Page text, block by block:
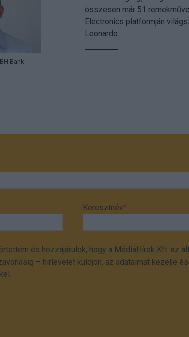
Bank
összesen már 51
Electronics platformján
Leonardo...
Keresztnév*
és hozzájárulok, hogy a MédiaHírek Kft. az
– hírlevelet küldjön, az adataimat kezelje